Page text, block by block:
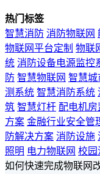
热门标签
智慧消防 消防物联网
物联网平台定制 物联
统 消防设备电源监控
防 智慧物联网 智慧城
测系统 智慧消防系统
筑 智慧灯杆 配电机房
方案 金融行业安全管
防解决方案 消防设施
照明 电力物联网 校园
如何快速完成物联网